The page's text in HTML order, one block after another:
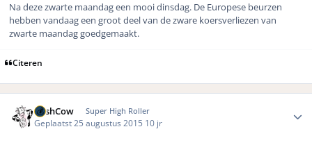
Na deze zwarte maandag een mooi dinsdag. De Europese beurzen
hebben vandaag een groot deel van de zware koersverliezen van
zwarte maandag goedgemaakt.
Citeren
CashCow Super High Roller
Geplaatst 25 augustus 2015 10 jr